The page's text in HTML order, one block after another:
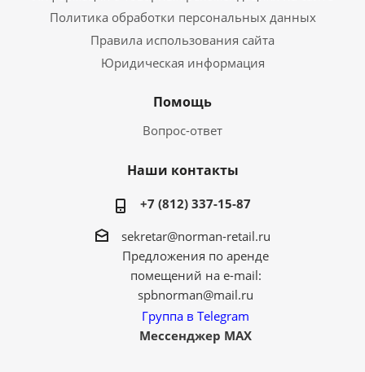
Политика обработки персональных данных
Правила использования сайта
Юридическая информация
Помощь
Вопрос-ответ
Наши контакты
+7 (812) 337-15-87
sekretar@norman-retail.ru
Предложения по аренде
помещений на e-mail:
spbnorman@mail.ru
Группа в Telegram
Мессенджер MAX